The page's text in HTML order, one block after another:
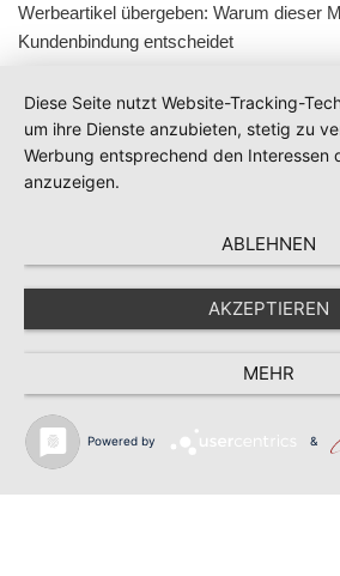
Werbeartikel übergeben: Warum dieser
Kundenbindung entscheidet
Diese Seite nutzt Website-Tracking-
um ihre Dienste anzubieten, stetig zu
Werbung entsprechend den Interessen
anzuzeigen.
ABLEHNEN
AKZEPTIEREN
MEHR
Powered by &